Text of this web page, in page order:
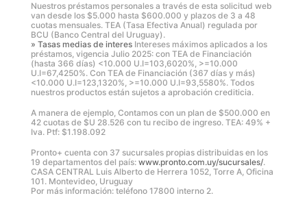
Nuestros préstamos personales a través de esta solicitud web
van desde los $5.000 hasta $600.000 y plazos de 3 a 48
cuotas mensuales. TEA (Tasa Efectiva Anual) regulada por
BCU (Banco Central del Uruguay).
» Tasas medias de interes Intereses máximos aplicados a los
préstamos, vigencia Julio 2025: con TEA de Financiación
(hasta 366 días) <10.000 U.I=103,6020%, >=10.000
U.I=67,4250%. Con TEA de Financiación (367 días y más)
<10.000 U.I=123,1320%, >=10.000 U.I=93,5580%. Todos
nuestros productos están sujetos a aprobación crediticia.
A manera de ejemplo, Contamos con un plan de $500.000 en
42 cuotas de $U 28.526 con tu recibo de ingreso. TEA: 49% +
Iva. Ptf: $1.198.092
Pronto+ cuenta con 37 sucursales propias distribuidas en los
19 departamentos del país: www.pronto.com.uy/sucursales/.
CASA CENTRAL Luis Alberto de Herrera 1052, Torre A, Oficina
101. Montevideo, Uruguay
Por más información: teléfono 17800 interno 2.